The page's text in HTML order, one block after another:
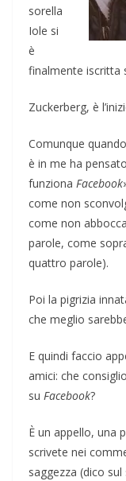
sorella
Iole si
è
finalmente iscritta
Zuckerberg, è
Comunque
è in me ha
funziona Facebook
come non
come non
parole, come
quattro parole).
Poi la pigrizia
che meglio
E quindi faccio
amici: che
su Facebook?
È un appello, una
scrivete nei
saggezza (dico sul